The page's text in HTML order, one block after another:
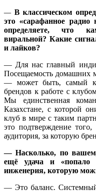
— В классическом
это «сарафанное
определяете, что
виральной? Какие
и лайков?
— Для нас главный
Посещаемость домашних
— может быть, самый
брендов к работе с
Мы единственная
Казахстане, с которой
клуб в мире с таким
это подтверждение
аудитория, за которую
—Насколько, по
ещё удача и
инженерия, которую
— Это баланс.